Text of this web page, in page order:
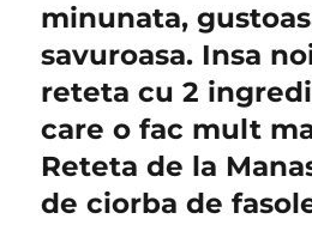
post:
minunata,
savuroasa. Insa
reteta cu 2
care o fac mult
Reteta de la
de ciorba de